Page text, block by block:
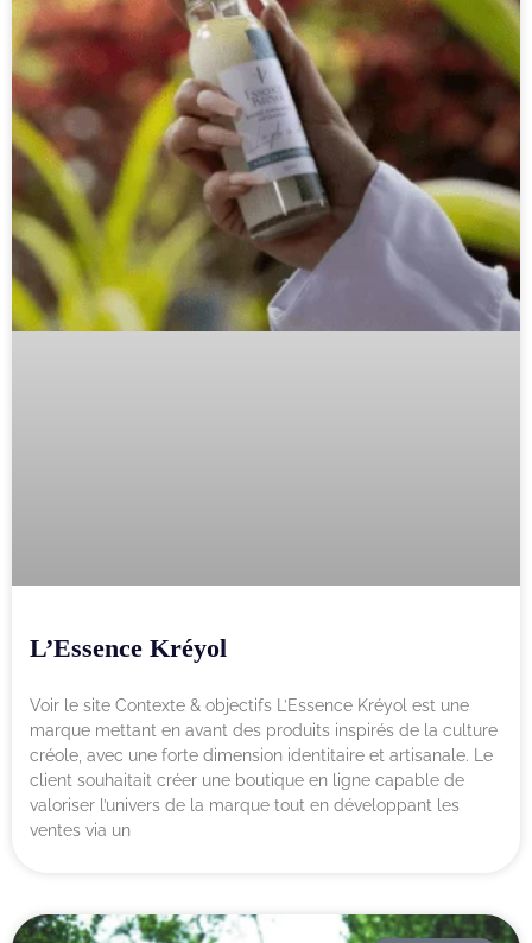
L’Essence Kréyol
Voir le site Contexte & objectifs L’Essence Kréyol est une
marque mettant en avant des produits inspirés de la culture
créole, avec une forte dimension identitaire et artisanale. Le
client souhaitait créer une boutique en ligne capable de
valoriser l’univers de la marque tout en développant les
ventes via un